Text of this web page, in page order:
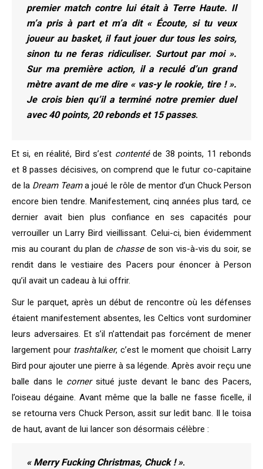
premier match contre lui était à Terre Haute. Il
m’a pris à part et m’a dit « Écoute, si tu veux
joueur au basket, il faut jouer dur tous les soirs,
sinon tu ne feras ridiculiser. Surtout par moi ».
Sur ma première action, il a reculé d’un grand
mètre avant de me dire « vas-y le rookie, tire ! ».
Je crois bien qu’il a terminé notre premier duel
avec 40 points, 20 rebonds et 15 passes.
Et si, en réalité, Bird s’est contentéde 38 points, 11 rebonds
et 8 passes décisives, on comprend que le futur co-capitaine
de la Dream Teama joué le rôle de mentor d’un Chuck Person
encore bien tendre. Manifestement, cinq années plus tard, ce
dernier avait bien plus confiance en ses capacités pour
verrouiller un Larry Bird vieillissant. Celui-ci, bien évidemment
mis au courant du plan de chassede son vis-à-vis du soir, se
rendit dans le vestiaire des Pacers pour énoncer à Person
qu’il avait un cadeau à lui offrir.
Sur le parquet, après un début de rencontre où les défenses
étaient manifestement absentes, les Celtics vont surdominer
leurs adversaires. Et s’il n’attendait pas forcément de mener
largement pour trashtalker, c’est le moment que choisit Larry
Bird pour ajouter une pierre à sa légende. Après avoir reçu une
balle dans le cornersitué juste devant le banc des Pacers,
l’oiseau dégaine. Avant même que la balle ne fasse ficelle, il
se retourna vers Chuck Person, assit sur ledit banc. Il le toisa
de haut, avant de lui lancer son désormais célèbre :
« Merry Fucking Christmas, Chuck ! ».